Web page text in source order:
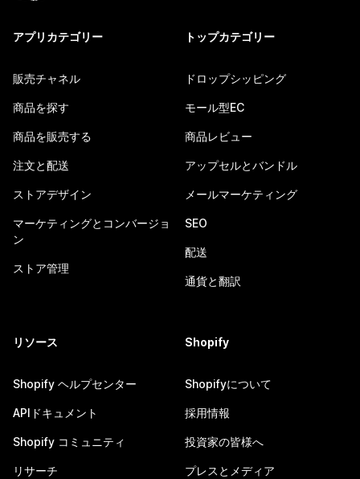
アプリカテゴリー
販売チャネル
商品を探す
商品を販売する
注文と配送
ストアデザイン
マーケティングとコンバージョ
ン
ストア管理
トップカテゴリー
ドロップシッピング
モール型EC
商品レビュー
アップセルとバンドル
メールマーケティング
SEO
配送
通貨と翻訳
リソース
Shopify ヘルプセンター
APIドキュメント
Shopify コミュニティ
リサーチ
Shopify
Shopifyについて
採用情報
投資家の皆様へ
プレスとメディア